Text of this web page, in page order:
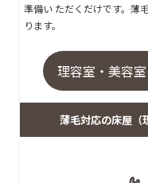
準備い ただくだけです。薄
ります。
理容室・美容
薄毛対応の床屋（